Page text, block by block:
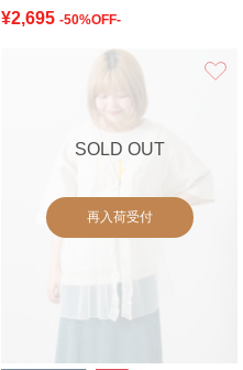
¥2,695 -50%OFF-
SOLD OUT
再入荷受付